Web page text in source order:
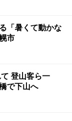
「暑くて動かな
市
登山客ら一
で下山へ